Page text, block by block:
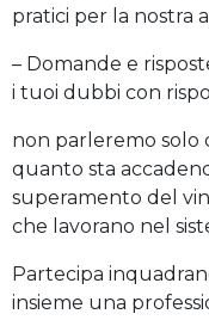
pratici per la nostra
– Domande e
i tuoi dubbi con
non parleremo solo
quanto sta
superamento del
che lavorano nel
Partecipa
insieme una